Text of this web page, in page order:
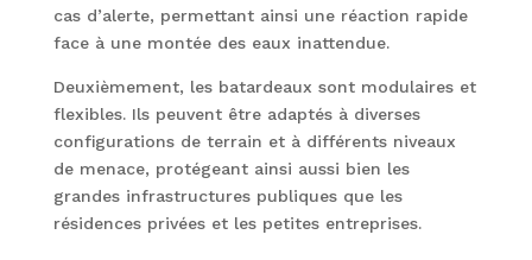
cas d’alerte, permettant ainsi une réaction rapide
face à une montée des eaux inattendue.
Deuxièmement, les batardeaux sont modulaires et
flexibles. Ils peuvent être adaptés à diverses
configurations de terrain et à différents niveaux
de menace, protégeant ainsi aussi bien les
grandes infrastructures publiques que les
résidences privées et les petites entreprises.